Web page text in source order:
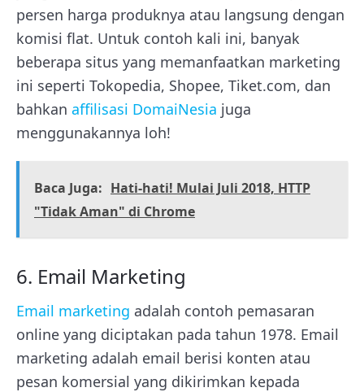
persen harga produknya atau langsung dengan
komisi flat. Untuk contoh kali ini, banyak
beberapa situs yang memanfaatkan marketing
ini seperti Tokopedia, Shopee, Tiket.com, dan
bahkan affilisasi DomaiNesia juga
menggunakannya loh!
Baca Juga: Hati-hati! Mulai Juli 2018, HTTP
"Tidak Aman" di Chrome
6. Email Marketing
Email marketing adalah contoh pemasaran
online yang diciptakan pada tahun 1978. Email
marketing adalah email berisi konten atau
pesan komersial yang dikirimkan kepada